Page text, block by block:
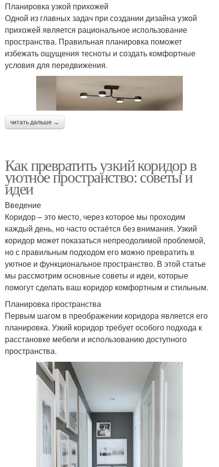
Планировка узкой прихожей
Одной из главных задач при создании дизайна узкой
прихожей является рациональное использование
пространства. Правильная планировка поможет
избежать ощущения тесноты и создать комфортные
условия для передвижения.
читать дальше →
Как превратить узкий коридор в
уютное пространство: советы и
идеи
Введение
Коридор – это место, через которое мы проходим
каждый день, но часто остаётся без внимания. Узкий
коридор может показаться непреодолимой проблемой,
но с правильным подходом его можно превратить в
уютное и функциональное пространство. В этой статье
мы рассмотрим основные советы и идеи, которые
помогут сделать ваш коридор комфортным и стильным.
Планировка пространства
Первым шагом в преображении коридора является его
планировка. Узкий коридор требует особого подхода к
расстановке мебели и использованию доступного
пространства.